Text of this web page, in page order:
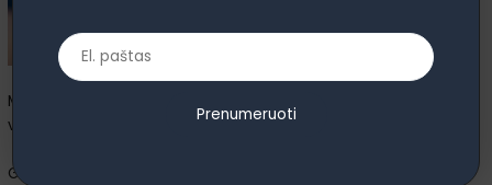
Mokymų metu nebuvo kalbama apie organizaciją, kurioje
vyko mokymai, tuo labiau nebuvo minimas X skyrius.
Grįžtamojo ryšio teikimas bendru el. paštu, nurodant, kam jis
Prenumeruoti